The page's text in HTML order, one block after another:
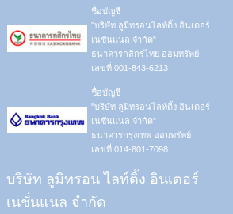
ชื่อบัญชี
"บริษัท ลูมิทรอนไลท์ติ้ง อินเตอร์
เนชั่นแนล จำกัด"
ธนาคารกสิกรไทย ออมทรัพย์
เลขที่ 001-843-6213
ชื่อบัญชี
"บริษัท ลูมิทรอนไลท์ติ้ง อินเตอร์
เนชั่นแนล จำกัด"
ธนาคารกรุงเทพ ออมทรัพย์
เลขที่ 014-801-7098
บริษัท ลูมิทรอน ไลท์ติ้ง อินเตอร์
เนชั่นแนล จำกัด